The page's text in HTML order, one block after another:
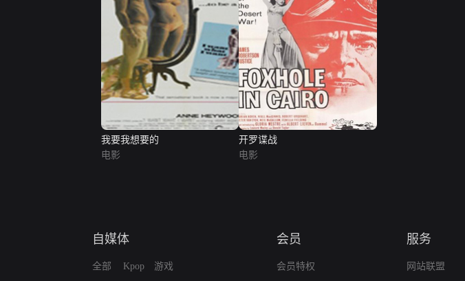
我要我想要的
电影
开罗谍战
电影
自媒体
全部 Kpop 游戏
会员
会员特权
服务
网站联盟